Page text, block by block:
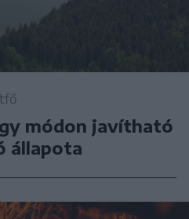
módon javítható
állapota